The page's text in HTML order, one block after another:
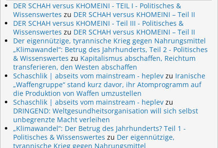
DER SCHAH versus KHOMEINI - TEIL I - Politisches &
Wissenswertes zu DER SCHAH versus KHOMEINI – Teil II
DER SCHAH versus KHOMEINI - Teil III - Politisches &
Wissenswertes zu DER SCHAH versus KHOMEINI – Teil II
Der eigennützige, tyrannische Krieg gegen Nahrungsmittel
„Klimawandel“: Betrug des Jahrhunderts, Teil 2 - Politisches
& Wissenswertes zu Kapitalismus abschaffen, Reichtum
transferieren, den Westen abschaffen
Schaschlik | abseits vom mainstream - heplev zu Iranische
„Waffengruppe“ stand kurz davor, ihr Atomprogramm auf
die Produktion von Waffen umzustellen
Schaschlik | abseits vom mainstream - heplev zu
DRINGEND: Weltgesundheitsorganisation will sich selbst
unbegrenzte Macht verleihen
„Klimawandel“: Der Betrug des Jahrhunderts? Teil 1 -
Politisches & Wissenswertes zu Der eigennützige,
tyrannische Krieg gegen Nahrungsmittel